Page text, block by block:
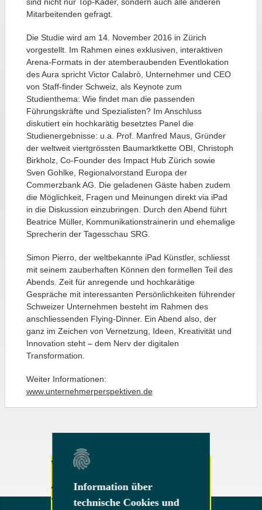
Mitarbeitenden gefragt.
Die Studie wird am 14. November 2016 in Zürich
vorgestellt. Im Rahmen eines exklusiven, interaktiven
Arena-Formats in der atemberaubenden Eventlokation
des Aura spricht Victor Calabrò, Unternehmer und CEO
von Staff-finder Schweiz, als Keynote zum
Studienthema: Wie findet man die passenden
Führungskräfte und Spezialisten? Im Anschluss
diskutiert ein hochkarätig besetztes Panel die
Studienergebnisse: u.a. Prof. Manfred Maus, Gründer
der weltweit viertgrössten Baumarktkette OBI, Christoph
Birkholz, Co-Founder des Impact Hub Zürich sowie
Sven Gohlke, Regionalvorstand Europa der
Commerzbank AG. Die geladenen Gäste haben zudem
die Möglichkeit, Fragen und Meinungen direkt via iPad
in die Diskussion einzubringen. Durch den Abend führt
Beatrice Müller, Kommunikationstrainerin und ehemalige
Sprecherin der Tagesschau SRG.
Simon Pierro, der weltbekannte iPad Künstler, schliesst
mit seinem zauberhaften Können den formellen Teil des
Abends. Zeit für anregende und hochkarätige
Gespräche mit interessanten Persönlichkeiten führender
Schweizer Unternehmen besteht im Rahmen des
anschliessenden Flying-Dinner. Ein Abend also, der
ganz im Zeichen von Vernetzung, Ideen, Kreativität und
Innovation steht – dem Nerv der digitalen
Transformation.
Weiter Informationen:
www.unternehmerperspektiven.de
Weitere Fragen oder
Anregungen?
Wenden Sie sich gerne
Information über
technische Cookies und
Information über
technische Cookies und